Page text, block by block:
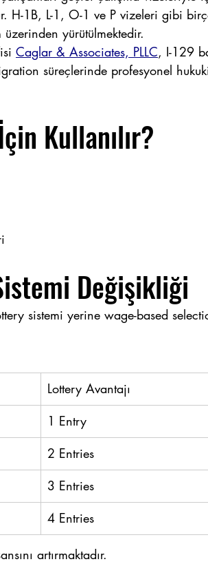
H-1B, L-1, O-1 ve P vizeleri gibi
yürütülmektedir.
Caglar & Associates, PLLC, I-129
süreçlerinde profesyonel
Kullanılır?
Değişikliği
sistemi yerine wage-based
Lottery Avantajı
1 Entry
2 Entries
3 Entries
4 Entries
artırmaktadır.